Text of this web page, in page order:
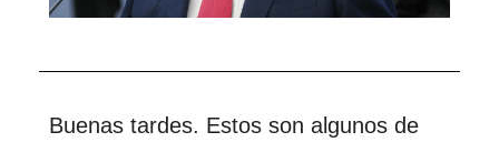
Buenas tardes. Estos son algunos de